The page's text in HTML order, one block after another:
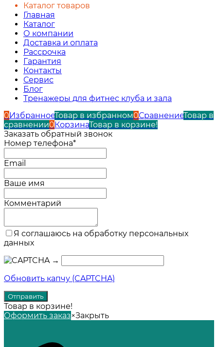
Каталог товаров
Главная
Каталог
О компании
Доставка и оплата
Рассрочка
Гарантия
Контакты
Сервис
Блог
Тренажеры для фитнес клуба и зала
0ИзбранноеТовар в избранном0СравнениеТовар в
сравнении0КорзинаТовар в корзине!
Заказать обратный звонок
Номер телефона*
Email
Ваше имя
Комментарий
Я соглашаюсь на обработку персональных
данных
→
Обновить капчу (CAPTCHA)
Товар в корзине!
Оформить заказ×Закрыть